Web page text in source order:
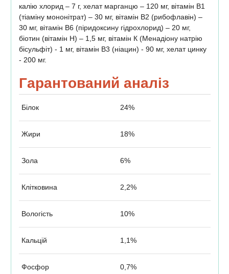
калію хлорид – 7 г, хелат марганцю – 120 мг, вітамін В1
(тіаміну мононітрат) – 30 мг, вітамін В2 (рибофлавін) –
30 мг, вітамін В6 (піридоксину гідрохлорид) – 20 мг,
біотин (вітамін Н) – 1,5 мг, вітамін К (Менадіону натрію
бісульфіт) - 1 мг, вітамін В3 (ніацин) - 90 мг, хелат цинку
- 200 мг.
Гарантований аналіз
Білок 24%
Жири 18%
Зола 6%
Клітковина 2,2%
Вологість 10%
Кальцій 1,1%
Фосфор 0,7%